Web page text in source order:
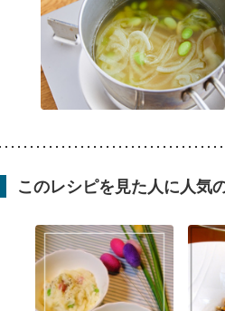
このレシピを見た人に人気